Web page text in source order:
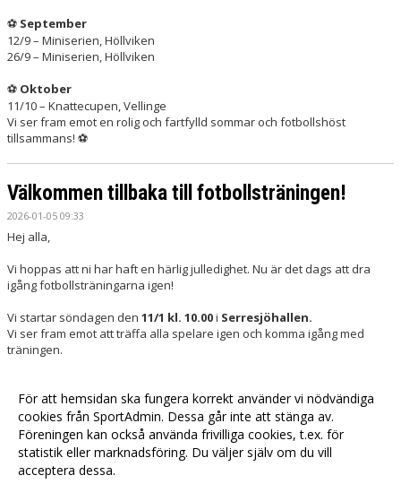
⚽ September
12/9 – Miniserien, Höllviken
26/9 – Miniserien, Höllviken
⚽ Oktober
11/10 – Knattecupen, Vellinge
Vi ser fram emot en rolig och fartfylld sommar och fotbollshöst
tillsammans! ⚽
Välkommen tillbaka till fotbollsträningen!
2026-01-05 09:33
Hej alla,
Vi hoppas att ni har haft en härlig julledighet. Nu är det dags att dra
igång fotbollsträningarna igen!
Vi startar söndagen den 11/1 kl. 10.00i Serresjöhallen.
Vi ser fram emot att träffa alla spelare igen och komma igång med
träningen.
Vänliga hälsningar
Ledarna
För att hemsidan ska fungera korrekt använder vi nödvändiga
cookies från SportAdmin. Dessa går inte att stänga av.
Föreningen kan också använda frivilliga cookies, t.ex. för
statistik eller marknadsföring. Du väljer själv om du vill
acceptera dessa.